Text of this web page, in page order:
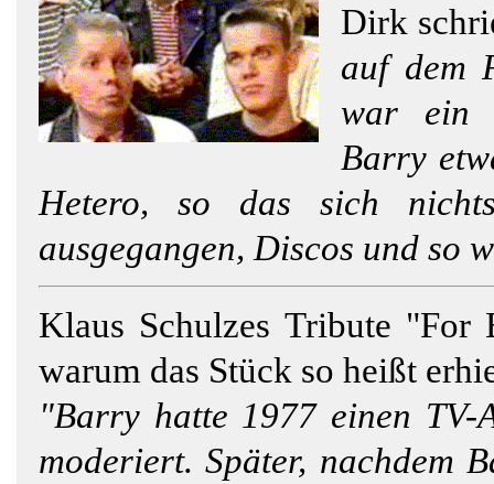
Dirk
auf dem
war ein
Barry
Hetero, so das sich
ausgegangen, Discos und so
Klaus Schulzes Tribute
warum das Stück so heißt
"Barry hatte 1977 einen
moderiert. Später, nachdem